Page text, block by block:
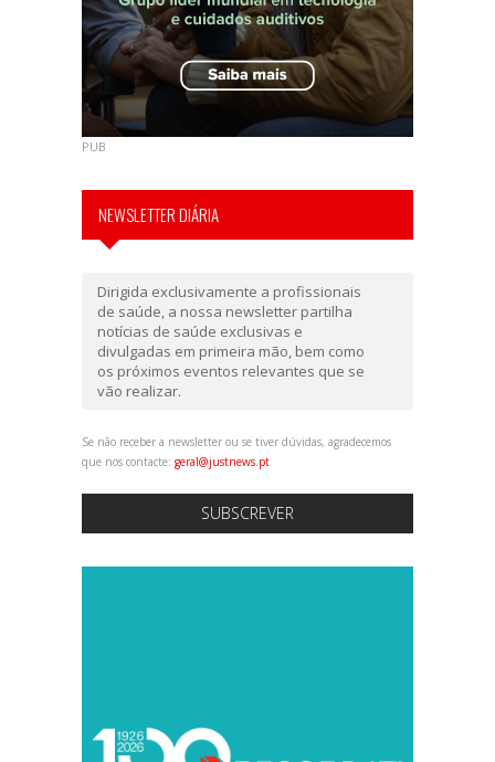
PUB
NEWSLETTER DIÁRIA
Dirigida exclusivamente a profissionais
de saúde, a nossa newsletter partilha
notícias de saúde exclusivas e
divulgadas em primeira mão, bem como
os próximos eventos relevantes que se
vão realizar.
Se não receber a newsletter ou se tiver dúvidas, agradecemos
que nos contacte: geral@justnews.pt
SUBSCREVER